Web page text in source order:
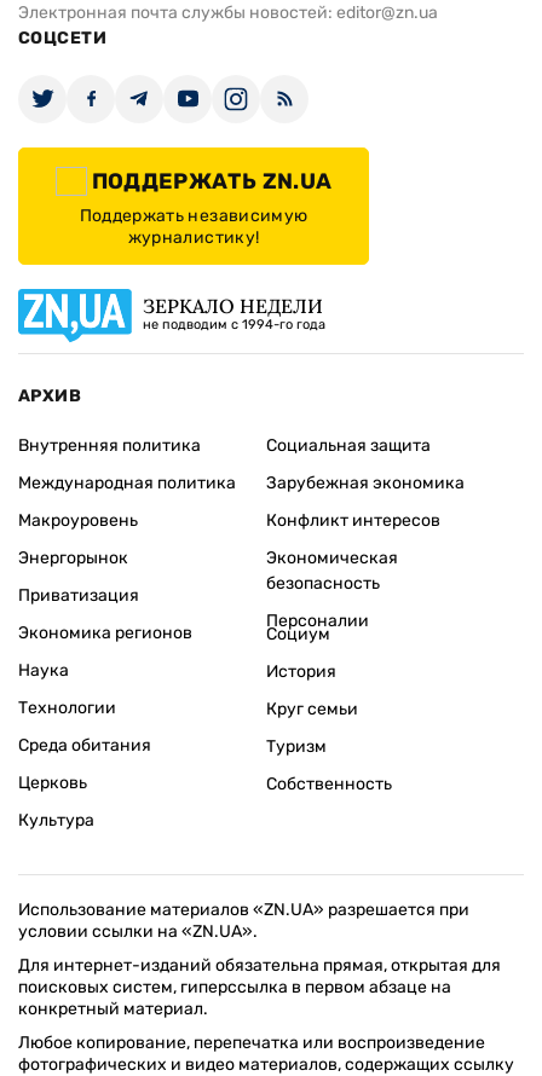
Электронная почта службы новостей: editor@zn.ua
СОЦСЕТИ
ПОДДЕРЖАТЬ ZN.UA
Поддержать независимую
журналистику!
ЗЕРКАЛО НЕДЕЛИ
не подводим с 1994-го года
АРХИВ
Внутренняя политика
Международная политика
Макроуровень
Энергорынок
Приватизация
Экономика регионов
Социальная защита
Зарубежная экономика
Конфликт интересов
Экономическая
безопасность
Персоналии
Наука
Технологии
Среда обитания
Церковь
Культура
Социум
История
Круг семьи
Туризм
Собственность
Использование материалов «ZN.UA» разрешается при
условии ссылки на «ZN.UA».
Для интернет-изданий обязательна прямая, открытая для
поисковых систем, гиперссылка в первом абзаце на
конкретный материал.
Любое копирование, перепечатка или воспроизведение
фотографических и видео материалов, содержащих ссылку